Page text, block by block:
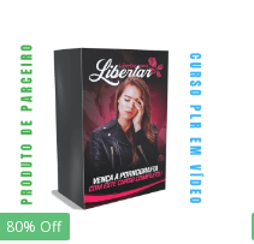
80% Off